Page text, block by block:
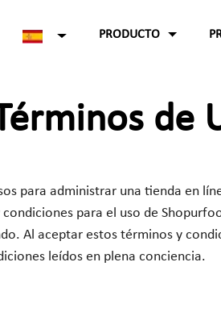
PRODUCTO
Un vistazo a varios paneles de
papel
de
para administrar una tienda en
para el uso de
Al aceptar estos términos y
leídos en plena conciencia.